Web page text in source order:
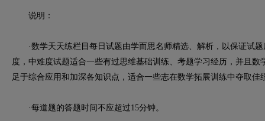
说明：
·数学天天练栏目每日试题由学而思名师精选、解析，以保证试题
度，中难度试题适合一些有过思维基础训练、考题学习经历，并且数
足于综合应用和加深各知识点，适合一些志在数学拓展训练中夺取佳
·每道题的答题时间不应超过15分钟。